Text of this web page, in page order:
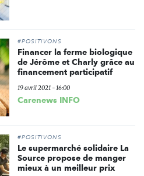
#POSITIVONS
Financer la ferme biologique
de Jérôme et Charly grâce au
financement participatif
19 avril 2021 - 16:00
Carenews INFO
#POSITIVONS
Le supermarché solidaire La
Source propose de manger
mieux à un meilleur prix